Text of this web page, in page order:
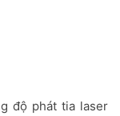
độ phát tia laser